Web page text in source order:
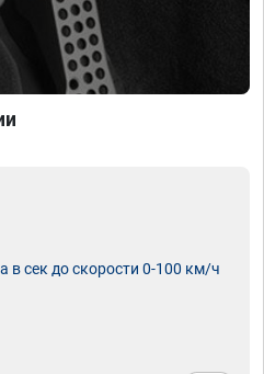
в сек до скорости 0-100 км/ч